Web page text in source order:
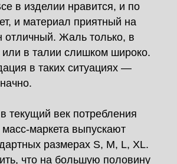
в изделии нравится, и по
и материал приятный на
Жаль только, в
или в талии слишком широко.
в таких ситуациях —
текущий век потребления
маркета выпускают
размерах S, M, L, XL.
что на большую половину